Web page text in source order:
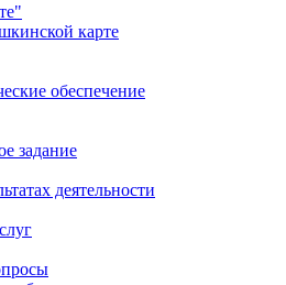
карте
обеспечение
задание
деятельности